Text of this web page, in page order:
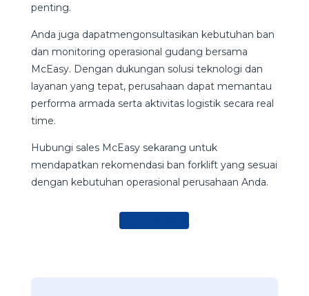
penting.
Anda juga dapatmengonsultasikan kebutuhan ban
dan monitoring operasional gudang bersama
McEasy. Dengan dukungan solusi teknologi dan
layanan yang tepat, perusahaan dapat memantau
performa armada serta aktivitas logistik secara real
time.
Hubungi sales McEasy sekarang untuk
mendapatkan rekomendasi ban forklift yang sesuai
dengan kebutuhan operasional perusahaan Anda.